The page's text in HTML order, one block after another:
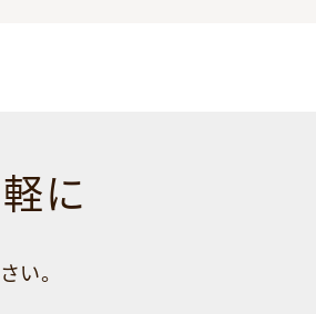
に
い。